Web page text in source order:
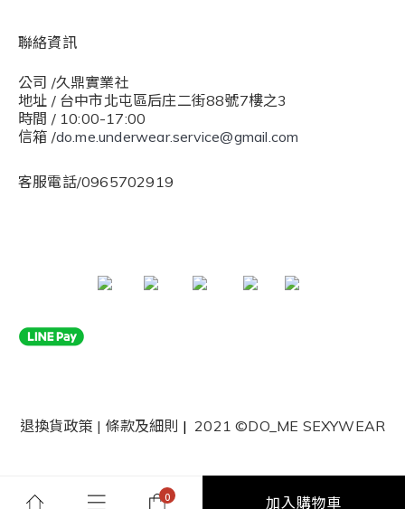
加入購物車
聯絡資訊
公司 /久鼎實業社
地址 / 台中市北屯區后庄二街88號7樓之3
時間 / 10:00-17:00
信箱 /do.me.underwear.service@gmail.com
客服電話/0965702919
退換貨政策 | 條款及細則 | 2021 ©DO_ME SEXYWEAR